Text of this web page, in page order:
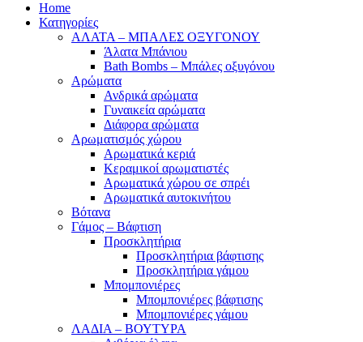
Home
Κατηγορίες
ΑΛΑΤΑ – ΜΠΑΛΕΣ ΟΞΥΓΟΝΟΥ
Άλατα Μπάνιου
Bath Bombs – Μπάλες οξυγόνου
Αρώματα
Ανδρικά αρώματα
Γυναικεία αρώματα
Διάφορα αρώματα
Αρωματισμός χώρου
Αρωματικά κεριά
Kεραμικοί αρωματιστές
Αρωματικά χώρου σε σπρέι
Aρωματικά αυτοκινήτου
Βότανα
Γάμος – Βάφτιση
Προσκλητήρια
Προσκλητήρια βάφτισης
Προσκλητήρια γάμου
Μπομπονιέρες
Μπομπονιέρες βάφτισης
Μπομπονιέρες γάμου
ΛΑΔΙΑ – ΒΟΥΤΥΡΑ